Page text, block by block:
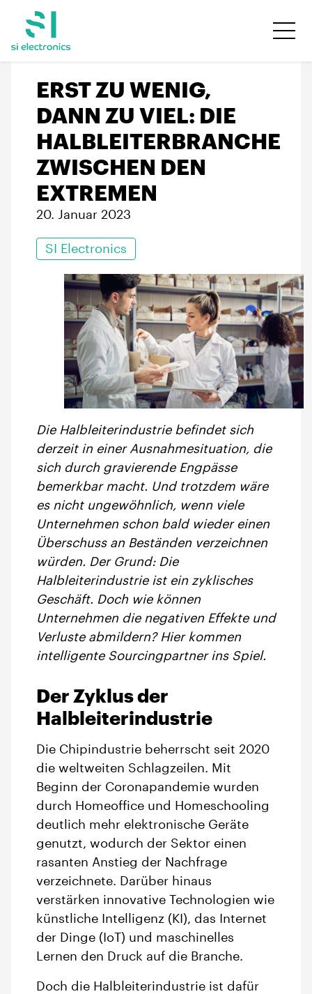
ERST ZU WENIG,
DANN ZU VIEL: DIE
HALBLEITERBRANCHE
ZWISCHEN DEN
EXTREMEN
20. Januar 2023
SI Electronics
Die Halbleiterindustrie befindet sich
derzeit in einer Ausnahmesituation, die
sich durch gravierende Engpässe
bemerkbar macht. Und trotzdem wäre
es nicht ungewöhnlich, wenn viele
Unternehmen schon bald wieder einen
Überschuss an Beständen verzeichnen
würden. Der Grund: Die
Halbleiterindustrie ist ein zyklisches
Geschäft. Doch wie können
Unternehmen die negativen Effekte und
Verluste abmildern? Hier kommen
intelligente Sourcingpartner ins Spiel.
Der Zyklus der
Halbleiterindustrie
Die Chipindustrie beherrscht seit 2020
die weltweiten Schlagzeilen. Mit
Beginn der Coronapandemie wurden
durch Homeoffice und Homeschooling
deutlich mehr elektronische Geräte
genutzt, wodurch der Sektor einen
rasanten Anstieg der Nachfrage
verzeichnete. Darüber hinaus
verstärken innovative Technologien wie
künstliche Intelligenz (KI), das Internet
der Dinge (IoT) und maschinelles
Lernen den Druck auf die Branche.
Doch die Halbleiterindustrie ist dafür